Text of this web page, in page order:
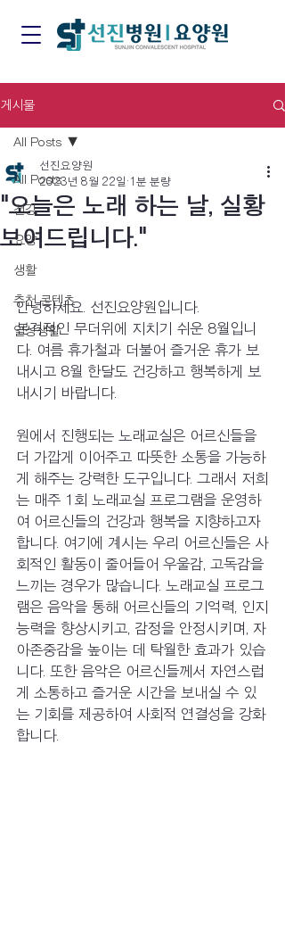
게시물
All Posts
건강
요양
생활
추천 콘텐츠
일상생활
All Posts
"오늘은 노래 하는 날, 실황
보여드립니다."
선진요양원
2023년 8월 22일 1분 분량
안녕하세요. 선진요양원입니다.
본격적인 무더위에 지치기 쉬운 8월입니
다. 여름 휴가철과 더불어 즐거운 휴가 보
내시고 8월 한달도 건강하고 행복하게 보
내시기 바랍니다.
원에서 진행되는 노래교실은 어르신들을
더 가깝게 이어주고 따뜻한 소통을 가능하
게 해주는 강력한 도구입니다. 그래서 저희
는 매주 1회 노래교실 프로그램을 운영하
여 어르신들의 건강과 행복을 지향하고자
합니다. 여기에 계시는 우리 어르신들은 사
회적인 활동이 줄어들어 우울감, 고독감을
느끼는 경우가 많습니다. 노래교실 프로그
램은 음악을 통해 어르신들의 기억력, 인지
능력을 향상시키고, 감정을 안정시키며, 자
아존중감을 높이는 데 탁월한 효과가 있습
니다. 또한 음악은 어르신들께서 자연스럽
게 소통하고 즐거운 시간을 보내실 수 있
는 기회를 제공하여 사회적 연결성을 강화
합니다.